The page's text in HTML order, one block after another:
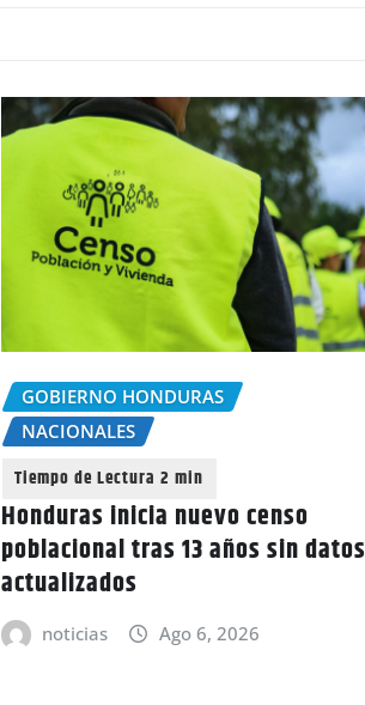
GOBIERNO HONDURAS
NACIONALES
Honduras inicia nuevo censo
poblacional tras 13 años sin datos
actualizados
noticias Ago 6, 2026